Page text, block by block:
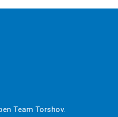
Team Torshov.